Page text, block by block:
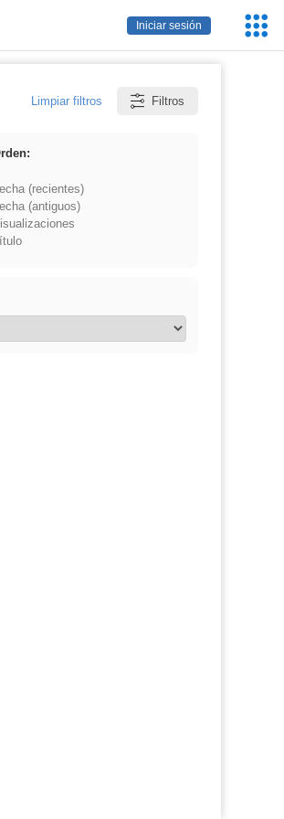
Iniciar sesión
Limpiar filtros Filtros
(recientes)
(antiguos)